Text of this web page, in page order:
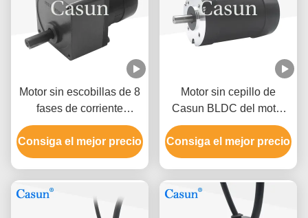
Motor sin escobillas de 8
fases de corriente
continua NEMA 23 30W
Motor de desaceleración
excéntrica
Consiga el mejor precio
Motor sin cepillo de
Casun BLDC del motor
de NEMA23 4500Rpm
24V DC para el
cortacésped
Consiga el mejor precio